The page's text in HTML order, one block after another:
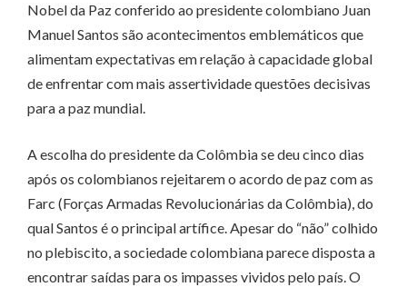
Nobel da Paz conferido ao presidente colombiano Juan
Manuel Santos são acontecimentos emblemáticos que
alimentam expectativas em relação à capacidade global
de enfrentar com mais assertividade questões decisivas
para a paz mundial.
A escolha do presidente da Colômbia se deu cinco dias
após os colombianos rejeitarem o acordo de paz com as
Farc (Forças Armadas Revolucionárias da Colômbia), do
qual Santos é o principal artífice. Apesar do “não” colhido
no plebiscito, a sociedade colombiana parece disposta a
encontrar saídas para os impasses vividos pelo país. O